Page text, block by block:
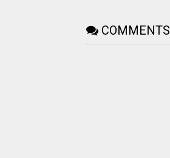
COMMENTS